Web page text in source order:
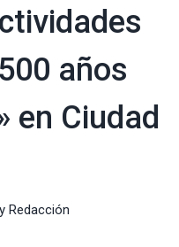
años
en Ciudad
Redacción